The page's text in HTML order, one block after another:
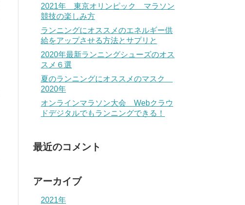
2021年 東京オリンピック マラソン
競技の楽しみ方
ランニングにオススメのエネルギー供
給をアップさせる方法とサプリと
2020年最新ランニングシューズのオス
スメ６選
夏のランニングにオススメのマスク
2020年
オンラインマラソン大会 Webクラウ
ドデジタルでもランニングできる！
最近のコメント
アーカイブ
2021年